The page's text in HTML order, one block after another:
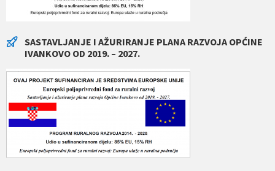
SASTAVLJANJE I AŽURIRANJE PLANA RAZVOJA OPĆINE
IVANKOVO OD 2019. – 2027.